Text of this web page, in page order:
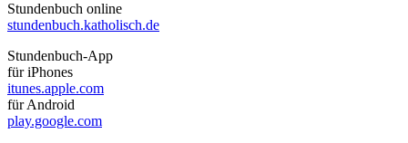
Stundenbuch online
stundenbuch.katholisch.de
Stundenbuch-App
für iPhones
itunes.apple.com
für Android
play.google.com